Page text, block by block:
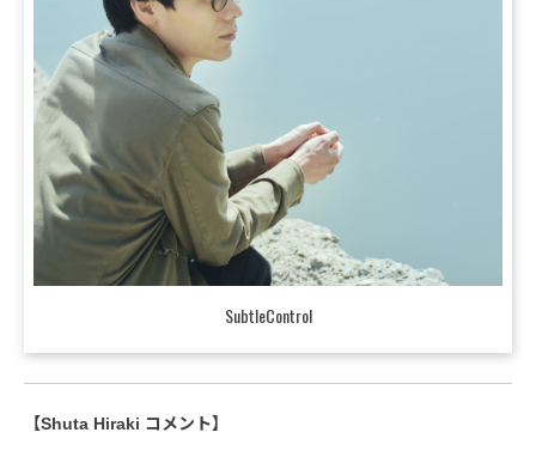
SubtleControl
【Shuta Hiraki コメント】